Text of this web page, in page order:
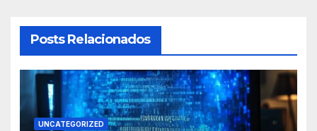
Posts Relacionados
UNCATEGORIZED